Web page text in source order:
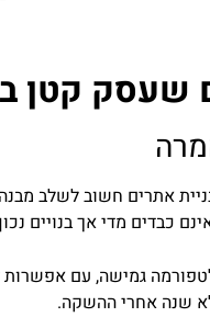
שעסק קטן
אתרים חשוב לשלב מבנה
כבדים מדי אך בנויים
גמישה, עם אפשרות
שנה אחרי ההשקה.